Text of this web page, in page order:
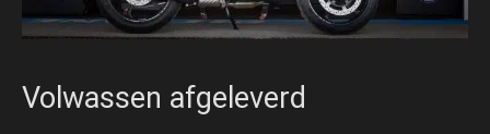
Volwassen afgeleverd